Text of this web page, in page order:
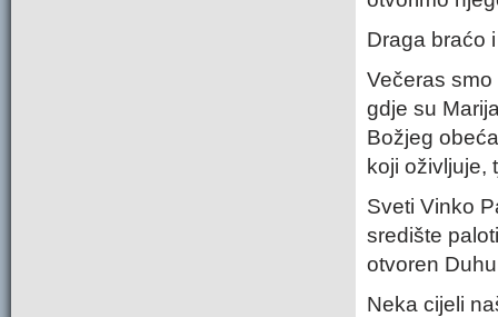
Draga braćo
Večeras
gdje su
Božjeg
koji oživljuje,
Sveti Vinko
središte
otvoren
Neka cijeli